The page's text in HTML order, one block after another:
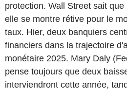
protection. Wall Street sait
elle se montre rétive pour le
taux. Hier, deux banquiers
financiers dans la trajectoire
monétaire 2025. Mary Daly
pense toujours que deux
interviendront cette année,